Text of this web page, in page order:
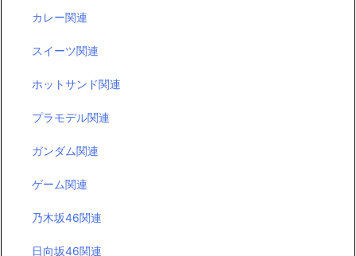
カレー関連
スイーツ関連
ホットサンド関連
プラモデル関連
ガンダム関連
ゲーム関連
乃木坂46関連
日向坂46関連